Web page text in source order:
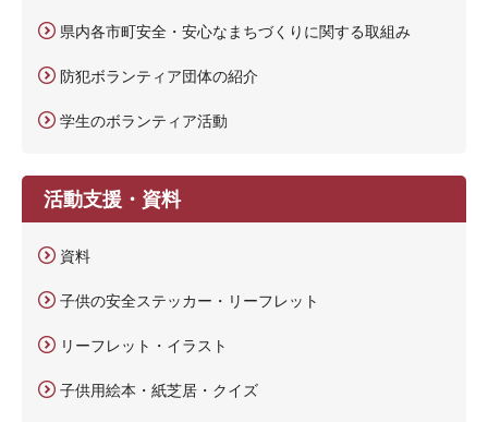
県内各市町安全・安心なまちづくりに関する取組み
防犯ボランティア団体の紹介
学生のボランティア活動
活動支援・資料
資料
子供の安全ステッカー・リーフレット
リーフレット・イラスト
子供用絵本・紙芝居・クイズ